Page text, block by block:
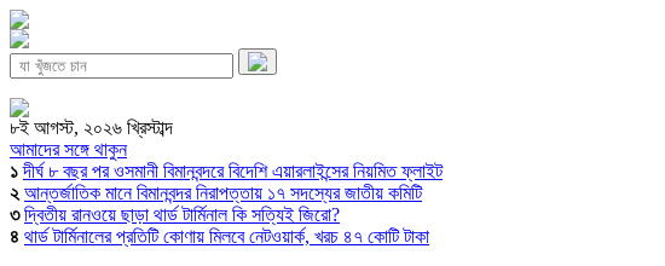
৮ই আগস্ট, ২০২৬ খ্রিস্টাব্দ
আমাদের সঙ্গে থাকুন
১ দীর্ঘ ৮ বছর পর ওসমানী বিমানবন্দরে বিদেশি এয়ারলাইন্সের নিয়মিত ফ্লাইট
২ আন্তর্জাতিক মানে বিমানবন্দর নিরাপত্তায় ১৭ সদস্যের জাতীয় কমিটি
৩ দ্বিতীয় রানওয়ে ছাড়া থার্ড টার্মিনাল কি সত্যিই জিরো?
৪ থার্ড টার্মিনালের প্রতিটি কোণায় মিলবে নেটওয়ার্ক, খরচ ৪৭ কোটি টাকা